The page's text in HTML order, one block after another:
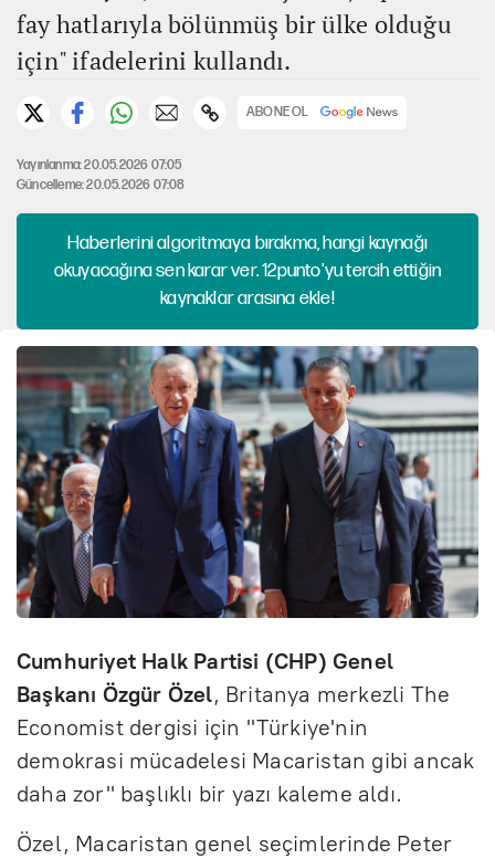
fay hatlarıyla bölünmüş bir ülke olduğu
için" ifadelerini kullandı.
ABONE OL
Yayınlanma: 20.05.2026 07:05
Güncelleme: 20.05.2026 07:08
Haberlerini algoritmaya bırakma, hangi kaynağı
okuyacağına sen karar ver. 12punto'yu tercih ettiğin
kaynaklar arasına ekle!
Cumhuriyet Halk Partisi (CHP) Genel
Başkanı Özgür Özel, Britanya merkezli The
Economist dergisi için "Türkiye'nin
demokrasi mücadelesi Macaristan gibi ancak
daha zor" başlıklı bir yazı kaleme aldı.
Özel, Macaristan genel seçimlerinde Peter